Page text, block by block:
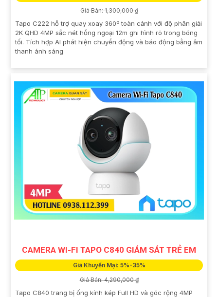
Giá Bán: 1,300,000 ₫
Tapo C222 hỗ trợ quay xoay 360º toàn cảnh với độ phân giải
2K QHD 4MP sắc nét hồng ngoại 12m ghi hình rõ trong bóng
tối. Tích hợp AI phát hiện chuyển động và báo động bằng âm
thanh ánh sáng
CAMERA WI-FI TAPO C840 GIÁM SÁT TRẺ EM
Giá Khuyến Mại: 5%-35%
Giá Bán: 4,290,000 ₫
Tapo C840 trang bị ống kính kép Full HD và góc rộng 4MP